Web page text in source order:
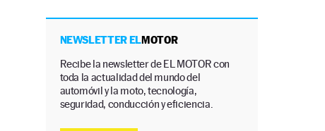
NEWSLETTER ELMOTOR
Recibe la newsletter de EL MOTOR con
toda la actualidad del mundo del
automóvil y la moto, tecnología,
seguridad, conducción y eficiencia.